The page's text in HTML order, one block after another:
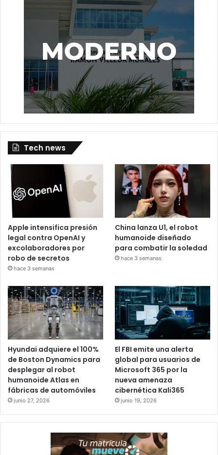
Tech news
Apple intensifica presión
legal contra OpenAI y
excolaboradores por
robo de secretos
hace 3 semanas
China lanza U1, el robot
humanoide diseñado
para combatir la soledad
hace 3 semanas
Hyundai adquiere el 100%
de Boston Dynamics para
desplegar al robot
humanoide Atlas en
fábricas de automóviles
junio 27, 2026
El FBI emite una alerta
global para usuarios de
Microsoft 365 por la
nueva amenaza
cibernética Kali365
junio 19, 2026